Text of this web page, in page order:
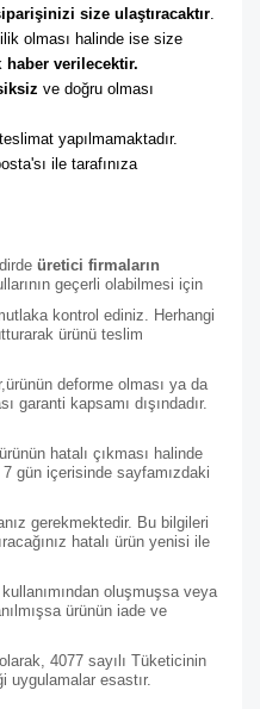
size ulaştıracaktır
olması halinde ise size
haber verilecektir.
yapılmamaktadır.
üretici firmaların
geçerli olabilmesi için
kontrol ediniz. Herhangi
ürünü teslim
deforme olması ya da
garanti kapsamı dışındadır.
hatalı çıkması halinde
gün içerisinde sayfamızdaki
gerekmektedir. Bu bilgileri
hatalı ürün yenisi ile
oluşmuşsa veya
ürünün iade ve
4077 sayılı Tüketicinin
uygulamalar esastır.